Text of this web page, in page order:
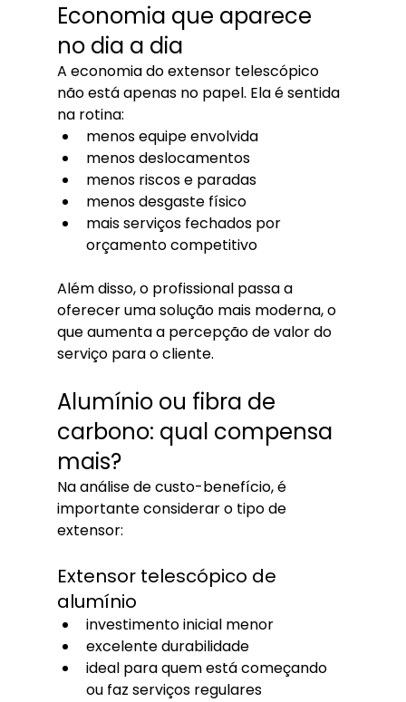
Economia que aparece
no dia a dia
A economia do extensor telescópico
não está apenas no papel. Ela é sentida
na rotina:
menos equipe envolvida
menos deslocamentos
menos riscos e paradas
menos desgaste físico
mais serviços fechados por
orçamento competitivo
Além disso, o profissional passa a
oferecer uma solução mais moderna, o
que aumenta a percepção de valor do
serviço para o cliente.
Alumínio ou fibra de
carbono: qual compensa
mais?
Na análise de custo-benefício, é
importante considerar o tipo de
extensor:
Extensor telescópico de
alumínio
investimento inicial menor
excelente durabilidade
ideal para quem está começando
ou faz serviços regulares